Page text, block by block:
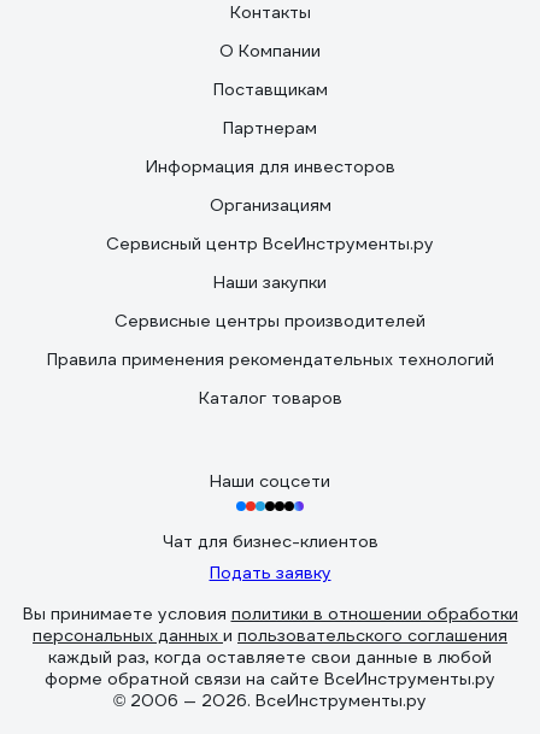
Контакты
О Компании
Поставщикам
Партнерам
Информация для инвесторов
Организациям
Сервисный центр ВсеИнструменты.ру
Наши закупки
Сервисные центры производителей
Правила применения рекомендательных технологий
Каталог товаров
Наши соцсети
Чат для бизнес-клиентов
Подать заявку
Вы принимаете условия политики в отношении обработки
персональных данных и пользовательского соглашения
каждый раз, когда оставляете свои данные в любой
форме обратной связи на сайте ВсеИнструменты.ру
© 2006 — 2026. ВсеИнструменты.ру